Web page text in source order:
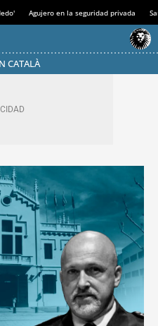
Agujero en la seguridad privada
CATALÀ